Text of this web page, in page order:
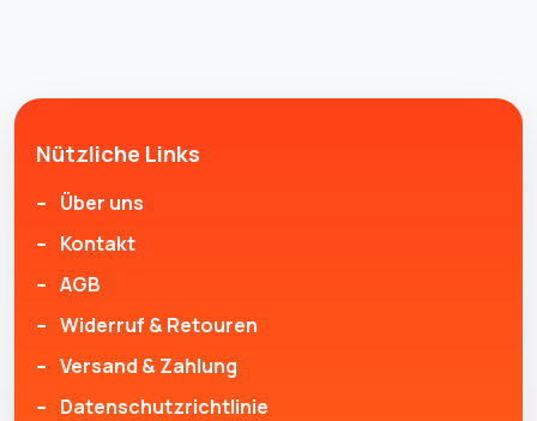
Nützliche Links
Über uns
Kontakt
AGB
Widerruf & Retouren
Versand & Zahlung
Datenschutzrichtlinie